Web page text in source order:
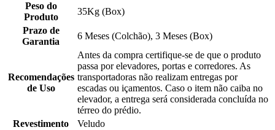
Peso do
Produto
35Kg (Box)
Prazo de
Garantia
6 Meses (Colchão), 3 Meses (Box)
Recomendações
de Uso
Antes da compra certifique-se de que o produto
passa por elevadores, portas e corredores. As
transportadoras não realizam entregas por
escadas ou içamentos. Caso o item não caiba no
elevador, a entrega será considerada concluída no
térreo do prédio.
Revestimento
Veludo